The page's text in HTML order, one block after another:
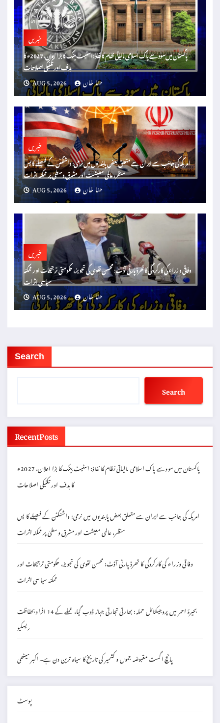
خبریں
پاکستان میں سود سے پاک اسلامی مالیاتی نظام کا نفاذ: اسٹیٹ بینک کا بڑا اعلان، 2027ء کا
ہدف اور تکنیکی اصلاحات
AUG 5, 2026
حنا خان
خبریں
امریکہ کی جانب سے ایران سے متعلق بعض پابندیوں میں نرمی: واشنگٹن کے فیصلے کا پس
منظر، عالمی معیشت اور مشرق وسطیٰ پر ممکنہ اثرات
AUG 5, 2026
حنا خان
خبریں
وفاقی وزراء کی کارکردگی کا تھرڈ پارٹی آڈٹ: محسن نقوی کی تجویز، حکومتی ترجیحات اور ممکنہ
سیاسی اثرات
AUG 5, 2026
حنا خان
Search
Search
Recent Posts
پاکستان میں سود سے پاک اسلامی مالیاتی نظام کا نفاذ: اسٹیٹ بینک کا بڑا اعلان، 2027ء
کا ہدف اور تکنیکی اصلاحات
امریکہ کی جانب سے ایران سے متعلق بعض پابندیوں میں نرمی: واشنگٹن کے فیصلے کا پس
منظر، عالمی معیشت اور مشرق وسطیٰ پر ممکنہ اثرات
وفاقی وزراء کی کارکردگی کا تھرڈ پارٹی آڈٹ: محسن نقوی کی تجویز، حکومتی ترجیحات اور
ممکنہ سیاسی اثرات
بحیرۂ احمر میں پروجیکٹائل حملہ: بھارتی تجارتی جہاز ڈوب گیا، عملے کے 14 افراد بحفاظت
ریسکیو
پانچ اگست مقبوضہ جموں و کشمیر کی تاریخ کا سیاہ ترین دن ہے۔ اکبر سیٹھی
پوسٹ